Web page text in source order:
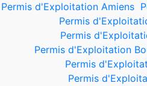
Permis d'Exploitation Amiens
Permis
Permis
Permis d'Exploitation
Permis
Permis